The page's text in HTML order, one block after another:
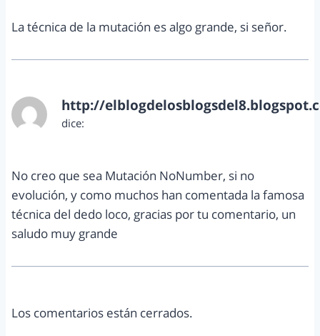
La técnica de la mutación es algo grande, si señor.
http://
dice:
No creo que sea Mutación NoNumber, si no
evolución, y como muchos han comentada la famosa
técnica del dedo loco, gracias por tu comentario, un
saludo muy grande
Los comentarios están cerrados.